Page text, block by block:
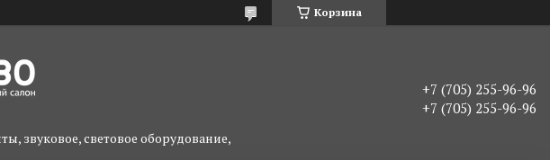
Корзина
звуковое, световое оборудование,
+7 (705) 255-96-96
+7 (705) 255-96-96